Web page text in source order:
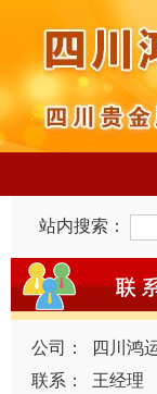
站内搜索：
公司：
四川鸿
联系：
王经理